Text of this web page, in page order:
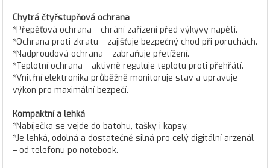
Chytrá čtyřstupňová ochrana
*Přepěťová ochrana – chrání zařízení před výkyvy napětí.
*Ochrana proti zkratu – zajišťuje bezpečný chod při poruchách.
*Nadproudová ochrana – zabraňuje přetížení.
*Teplotní ochrana – aktivně reguluje teplotu proti přehřátí.
*Vnitřní elektronika průběžně monitoruje stav a upravuje
výkon pro maximální bezpečí.
Kompaktní a lehká
*Nabíječka se vejde do batohu, tašky i kapsy.
*Je lehká, odolná a dostatečně silná pro celý digitální arzenál
– od telefonu po notebook.